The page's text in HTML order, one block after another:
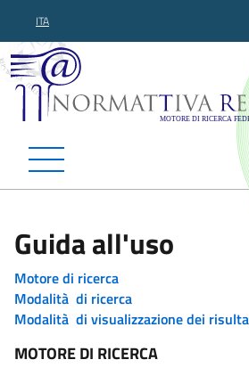
ITA
Normattiva
Guida all'uso
Motore di ricerca
Modalità di ricerca
Modalità di visualizzazione dei
MOTORE DI RICERCA